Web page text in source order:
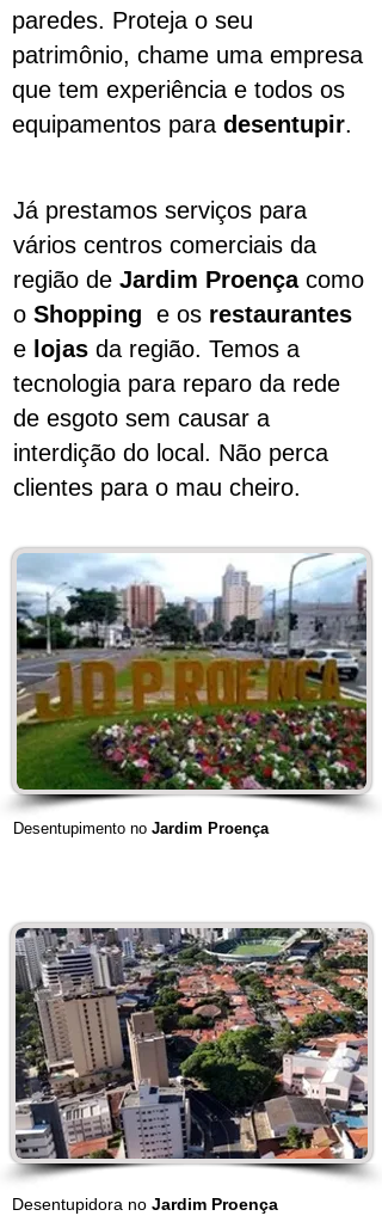
paredes. Proteja o seu
patrimônio, chame uma empresa
que tem experiência e todos os
equipamentos para desentupir.
Já prestamos serviços para
vários centros comerciais da
região de Jardim Proença como
o Shopping e os restaurantes
e lojas da região. Temos a
tecnologia para reparo da rede
de esgoto sem causar a
interdição do local. Não perca
clientes para o mau cheiro.
Desentupimento no Jardim Proença
Desentupidora no Jardim Proença